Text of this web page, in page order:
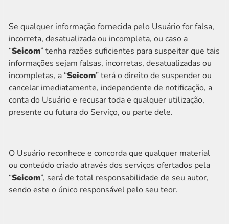
Se qualquer informação fornecida pelo Usuário for falsa,
incorreta, desatualizada ou incompleta, ou caso a
“Seicom” tenha razões suficientes para suspeitar que tais
informações sejam falsas, incorretas, desatualizadas ou
incompletas, a “Seicom” terá o direito de suspender ou
cancelar imediatamente, independente de notificação, a
conta do Usuário e recusar toda e qualquer utilização,
presente ou futura do Serviço, ou parte dele.
O Usuário reconhece e concorda que qualquer material
ou conteúdo criado através dos serviços ofertados pela
“Seicom”, será de total responsabilidade de seu autor,
sendo este o único responsável pelo seu teor.